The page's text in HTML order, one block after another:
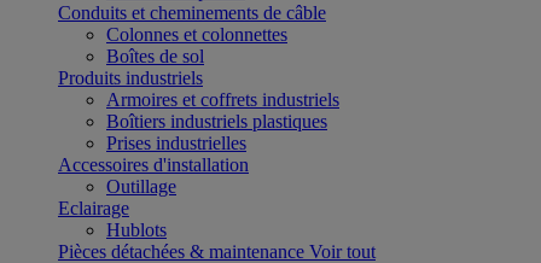
Conduits et cheminements de câble
Colonnes et colonnettes
Boîtes de sol
Produits industriels
Armoires et coffrets industriels
Boîtiers industriels plastiques
Prises industrielles
Accessoires d'installation
Outillage
Eclairage
Hublots
Pièces détachées & maintenance Voir tout